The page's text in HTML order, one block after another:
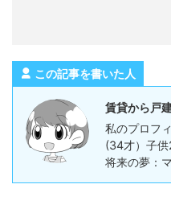
この記事を書いた人
賃貸から戸
私のプロフ
(34才）子
将来の夢：